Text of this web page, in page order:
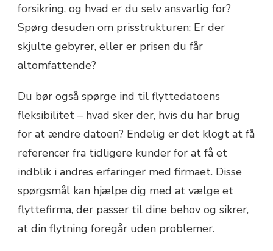
forsikring, og hvad er du selv ansvarlig for?
Spørg desuden om prisstrukturen: Er der
skjulte gebyrer, eller er prisen du får
altomfattende?
Du bør også spørge ind til flyttedatoens
fleksibilitet – hvad sker der, hvis du har brug
for at ændre datoen? Endelig er det klogt at få
referencer fra tidligere kunder for at få et
indblik i andres erfaringer med firmaet. Disse
spørgsmål kan hjælpe dig med at vælge et
flyttefirma, der passer til dine behov og sikrer,
at din flytning foregår uden problemer.